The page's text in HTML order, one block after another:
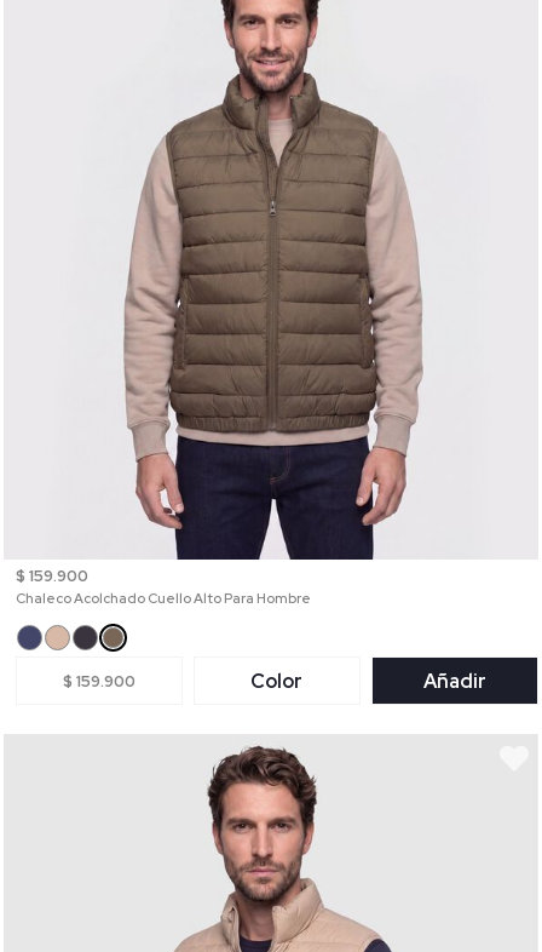
$ 159.900
Chaleco Acolchado Cuello Alto Para Hombre
$ 159.900 Color Añadir